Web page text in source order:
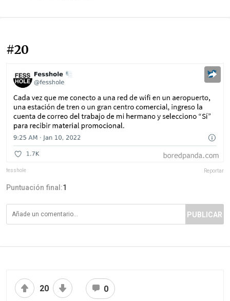
#20
fesshole Reportar
Puntuación final:1
PUBLICAR
20 0